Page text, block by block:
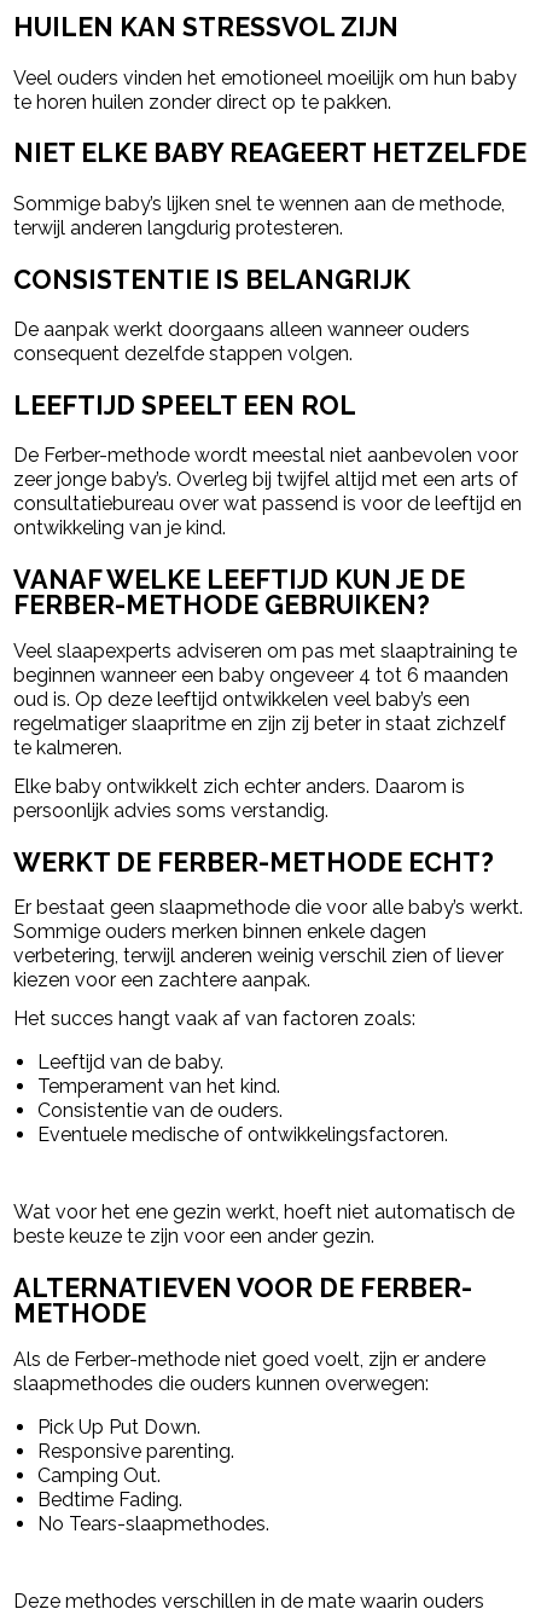
HUILEN KAN STRESSVOL ZIJN
Veel ouders vinden het emotioneel moeilijk om hun baby
te horen huilen zonder direct op te pakken.
NIET ELKE BABY REAGEERT HETZELFDE
Sommige baby’s lijken snel te wennen aan de methode,
terwijl anderen langdurig protesteren.
CONSISTENTIE IS BELANGRIJK
De aanpak werkt doorgaans alleen wanneer ouders
consequent dezelfde stappen volgen.
LEEFTIJD SPEELT EEN ROL
De Ferber-methode wordt meestal niet aanbevolen voor
zeer jonge baby’s. Overleg bij twijfel altijd met een arts of
consultatiebureau over wat passend is voor de leeftijd en
ontwikkeling van je kind.
VANAF WELKE LEEFTIJD KUN JE DE
FERBER-METHODE GEBRUIKEN?
Veel slaapexperts adviseren om pas met slaaptraining te
beginnen wanneer een baby ongeveer 4 tot 6 maanden
oud is. Op deze leeftijd ontwikkelen veel baby’s een
regelmatiger slaapritme en zijn zij beter in staat zichzelf
te kalmeren.
Elke baby ontwikkelt zich echter anders. Daarom is
persoonlijk advies soms verstandig.
WERKT DE FERBER-METHODE ECHT?
Er bestaat geen slaapmethode die voor alle baby’s werkt.
Sommige ouders merken binnen enkele dagen
verbetering, terwijl anderen weinig verschil zien of liever
kiezen voor een zachtere aanpak.
Het succes hangt vaak af van factoren zoals:
Leeftijd van de baby.
Temperament van het kind.
Consistentie van de ouders.
Eventuele medische of ontwikkelingsfactoren.
Wat voor het ene gezin werkt, hoeft niet automatisch de
beste keuze te zijn voor een ander gezin.
ALTERNATIEVEN VOOR DE FERBER-
METHODE
Als de Ferber-methode niet goed voelt, zijn er andere
slaapmethodes die ouders kunnen overwegen:
Pick Up Put Down.
Responsive parenting.
Camping Out.
Bedtime Fading.
No Tears-slaapmethodes.
Deze methodes verschillen in de mate waarin ouders